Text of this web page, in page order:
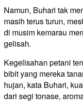
Namun, Buhari tak
masih terus turun,
di musim kemarau
gelisah.
Kegelisahan petani
bibit yang mereka
hujan, kata Buhari,
dari segi tonase,